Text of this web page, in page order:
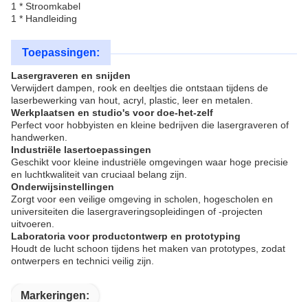
1 * Stroomkabel
1 * Handleiding
Toepassingen:
Lasergraveren en snijden
Verwijdert dampen, rook en deeltjes die ontstaan tijdens de
laserbewerking van hout, acryl, plastic, leer en metalen.
Werkplaatsen en studio's voor doe-het-zelf
Perfect voor hobbyisten en kleine bedrijven die lasergraveren of
handwerken.
Industriële lasertoepassingen
Geschikt voor kleine industriële omgevingen waar hoge precisie
en luchtkwaliteit van cruciaal belang zijn.
Onderwijsinstellingen
Zorgt voor een veilige omgeving in scholen, hogescholen en
universiteiten die lasergraveringsopleidingen of -projecten
uitvoeren.
Laboratoria voor productontwerp en prototyping
Houdt de lucht schoon tijdens het maken van prototypes, zodat
ontwerpers en technici veilig zijn.
Markeringen: